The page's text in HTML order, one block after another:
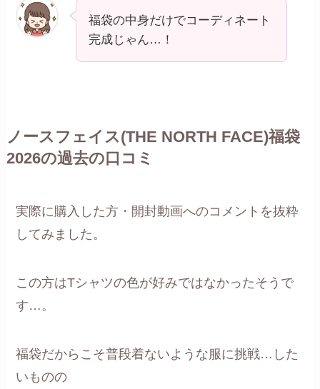
福袋の中身だけでコーディネート
完成じゃん…！
ノースフェイス(THE NORTH FACE)福袋
2026の過去の口コミ
実際に購入した方・開封動画へのコメントを抜粋
してみました。
この方はTシャツの色が好みではなかったそうで
す…。
福袋だからこそ普段着ないような服に挑戦…した
いものの